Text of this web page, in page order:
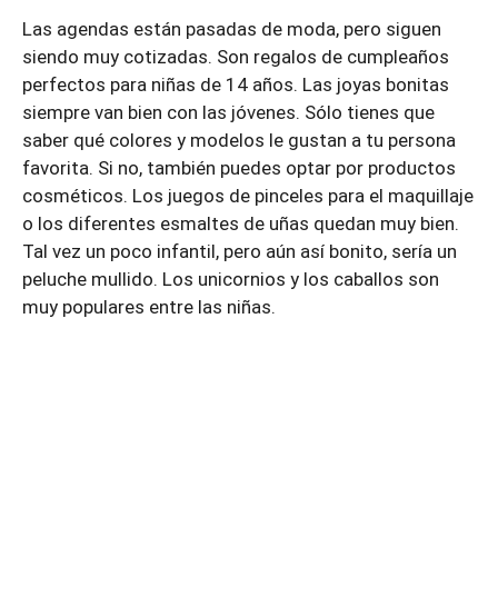
Las agendas están pasadas de moda, pero siguen
siendo muy cotizadas. Son regalos de cumpleaños
perfectos para niñas de 14 años. Las joyas bonitas
siempre van bien con las jóvenes. Sólo tienes que
saber qué colores y modelos le gustan a tu persona
favorita. Si no, también puedes optar por productos
cosméticos. Los juegos de pinceles para el maquillaje
o los diferentes esmaltes de uñas quedan muy bien.
Tal vez un poco infantil, pero aún así bonito, sería un
peluche mullido. Los unicornios y los caballos son
muy populares entre las niñas.